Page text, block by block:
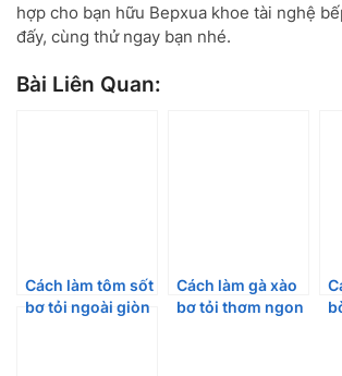
hợp cho bạn hữu Bepxua khoe tài nghệ
đấy, cùng thử ngay bạn nhé.
Bài Liên Quan:
Cách làm tôm sốt
bơ tỏi ngoài giòn
Cách làm gà xào
bơ tỏi thơm ngon